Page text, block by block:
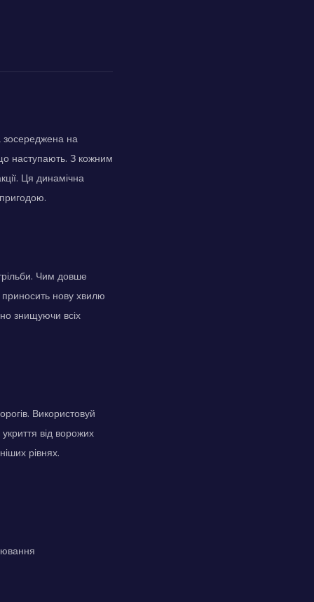
зосереджена на
наступають. З кожним
Ця динамічна
Чим довше
приносить нову хвилю
знищуючи всіх
Використовуй
від ворожих
рівнях.